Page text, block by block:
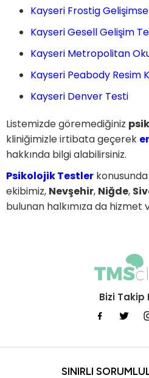
Kayseri Frostig
Kayseri Gesell Gelişim
Kayseri Metropolitan
Kayseri Peabody Resim
Kayseri Denver Testi
Listemizde göremediğiniz
kliniğimizle irtibata geçerek
hakkında bilgi alabilirsiniz.
Psikolojik Testler
ekibimiz, Nevşehir, Niğde,
bulunan halkımıza da hizmet
Bizi Takip
SINIRLI